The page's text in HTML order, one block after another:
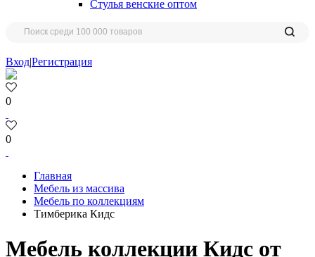
Стулья венские оптом
Вход|Регистрация
0
0
Главная
Мебель из массива
Мебель по коллекциям
Тимберика Кидс
Мебель коллекции Кидс от